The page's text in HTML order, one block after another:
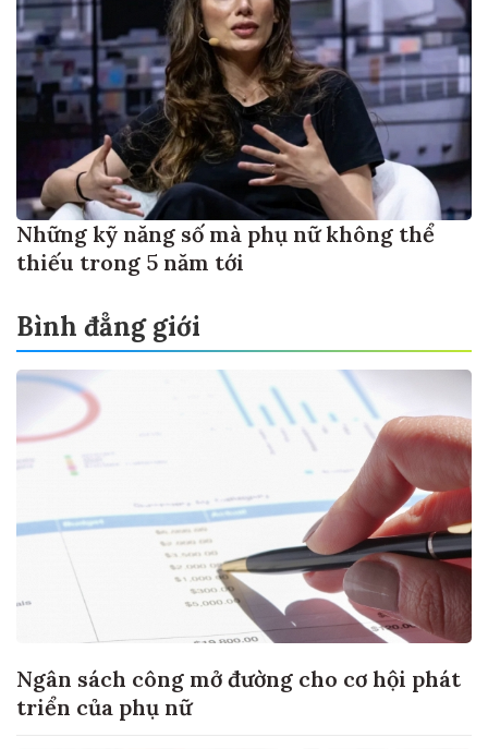
Những kỹ năng số mà phụ nữ không thể
thiếu trong 5 năm tới
Bình đẳng giới
Ngân sách công mở đường cho cơ hội phát
triển của phụ nữ